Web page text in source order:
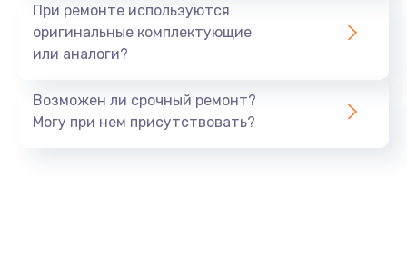
При ремонте используются
оригинальные комплектующие
или аналоги?
Возможен ли срочный ремонт?
Могу при нем присутствовать?